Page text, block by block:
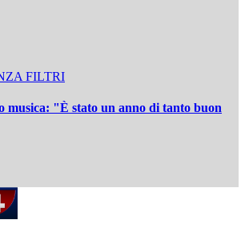
FILTRI
musica: "È stato un anno di tanto buon